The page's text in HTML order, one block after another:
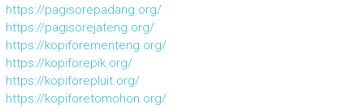
https://pagisorepadang.org/
https://pagisorejateng.org/
https://kopiforementeng.org/
https://kopiforepik.org/
https://kopiforepluit.org/
https://kopiforetomohon.org/